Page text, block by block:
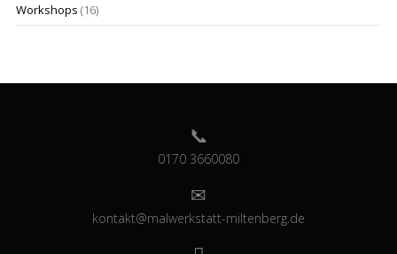
Workshops (16)
0170 3660080
kontakt@malwerkstatt-miltenberg.de